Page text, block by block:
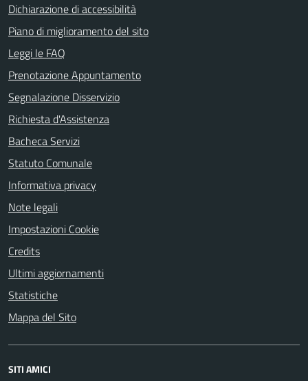
Dichiarazione di accessibilità
Piano di miglioramento del sito
Leggi le FAQ
Prenotazione Appuntamento
Segnalazione Disservizio
Richiesta d'Assistenza
Bacheca Servizi
Statuto Comunale
Informativa privacy
Note legali
Impostazioni Cookie
Credits
Ultimi aggiornamenti
Statistiche
Mappa del Sito
SITI AMICI